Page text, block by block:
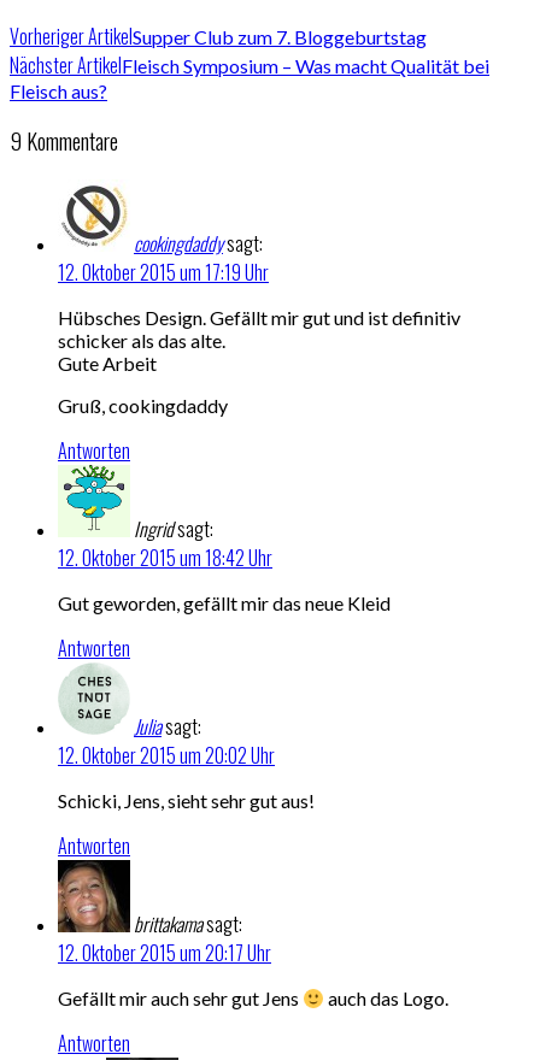
Vorheriger ArtikelSupper Club zum 7. Bloggeburtstag
Nächster ArtikelFleisch Symposium – Was macht Qualität bei
Fleisch aus?
9 Kommentare
cookingdaddysagt:
12. Oktober 2015 um 17:19 Uhr
Hübsches Design. Gefällt mir gut und ist definitiv
schicker als das alte.
Gute Arbeit
Gruß, cookingdaddy
Antworten
Ingridsagt:
12. Oktober 2015 um 18:42 Uhr
Gut geworden, gefällt mir das neue Kleid
Antworten
Juliasagt:
12. Oktober 2015 um 20:02 Uhr
Schicki, Jens, sieht sehr gut aus!
Antworten
brittakamasagt:
12. Oktober 2015 um 20:17 Uhr
Gefällt mir auch sehr gut Jens auch das Logo.
Antworten